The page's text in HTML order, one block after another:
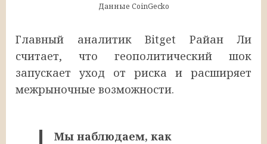
Данные CoinGecko
Главный аналитик Bitget Райан Ли
считает, что геополитический шок
запускает уход от риска и расширяет
межрыночные возможности.
Мы наблюдаем, как